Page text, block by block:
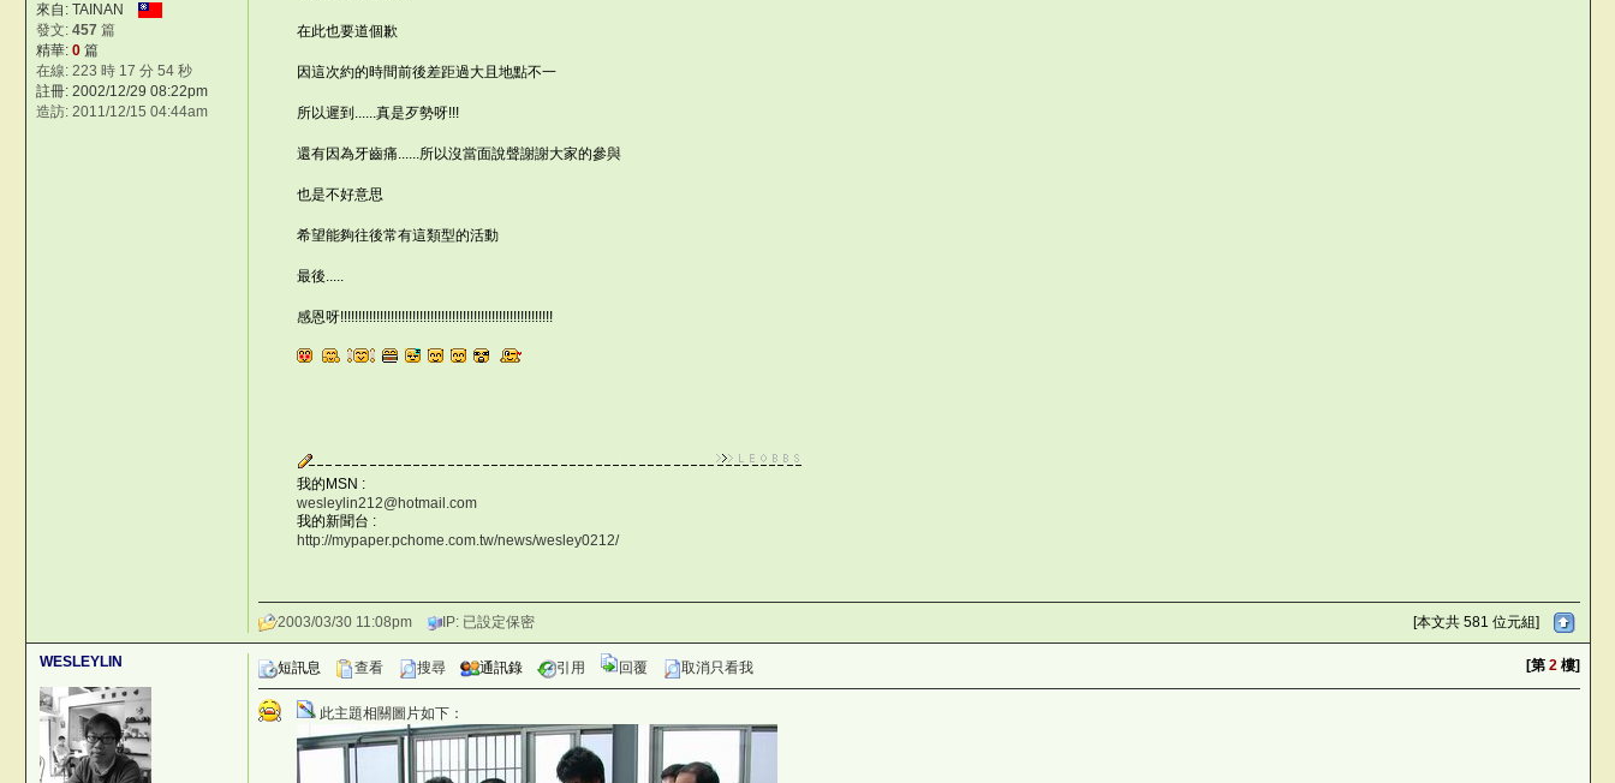
來自: TAINAN
發文: 457 篇
精華: 0篇
在線: 223 時 17 分 54 秒
註冊: 2002/12/29 08:22pm
造訪: 2011/12/15 04:44am
在此也要道個歉ZN~<S
因這次約的時間前後差距過大且地點不一\-!
所以遲到......真是歹勢呀!!!W
還有因為牙齒痛......所以沒當面說聲謝謝大家的參與29
也是不好意思0bI
希望能夠往後常有這類型的活動GCA
最後.....a
感恩呀!!!!!!!!!!!!!!!!!!!!!!!!!!!!!!!!!!!!!!!!!!!!!!!!!!!!!!!!!!!*[0
我的MSN :
wesleylin212@hotmail.com
我的新聞台 :
http://mypaper.pchome.com.tw/news/wesley0212/
2003/03/30 11:08pm IP: 已設定保密 [本文共 581 位元組]
WESLEYLIN 短訊息 查看 搜尋 通訊錄 引用 回覆 取消只看我 [第 2樓]
此主題相關圖片如下：